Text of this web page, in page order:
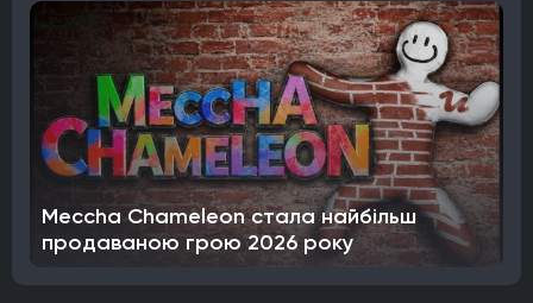
Meccha Chameleon стала найбільш
продаваною грою 2026 року